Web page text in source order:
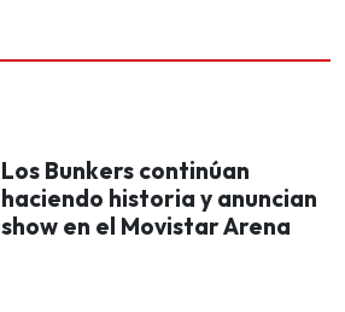
Los Bunkers continúan
haciendo historia y anuncian
show en el Movistar Arena